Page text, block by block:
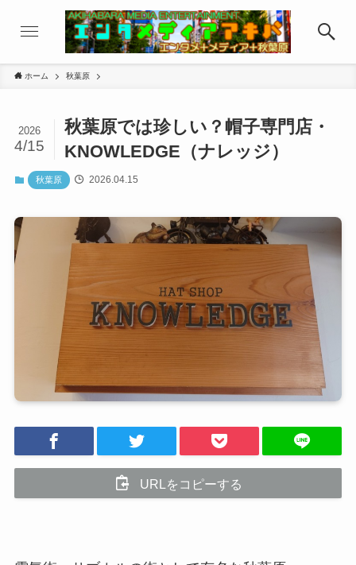
ホーム 秋葉原
秋葉原では珍しい？帽子専門店・
KNOWLEDGE（ナレッジ）
2026
4/15
秋葉原 2026.04.15
URLをコピーする